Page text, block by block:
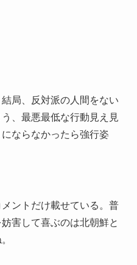
局、反対派の人間をない
、最悪最低な行動見え見
ならなかったら強行姿
ントだけ載せている。普
害して喜ぶのは北朝鮮と